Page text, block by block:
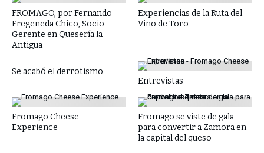
FROMAGO, por Fernando
Fregeneda Chico, Socio
Gerente en Quesería la
Antigua
Experiencias de la Ruta del
Vino de Toro
Se acabó el derrotismo
Entrevistas
Fromago Cheese
Experience
Fromago se viste de gala
para convertir a Zamora en
la capital del queso